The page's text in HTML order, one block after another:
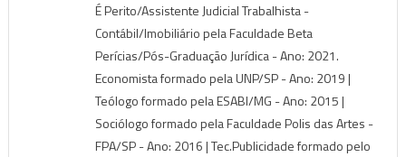
É Perito/Assistente Judicial Trabalhista -
Contábil/Imobiliário pela Faculdade Beta
Perícias/Pós-Graduação Jurídica - Ano: 2021.
Economista formado pela UNP/SP - Ano: 2019 |
Teólogo formado pela ESABI/MG - Ano: 2015 |
Sociólogo formado pela Faculdade Polis das Artes -
FPA/SP - Ano: 2016 | Tec.Publicidade formado pelo